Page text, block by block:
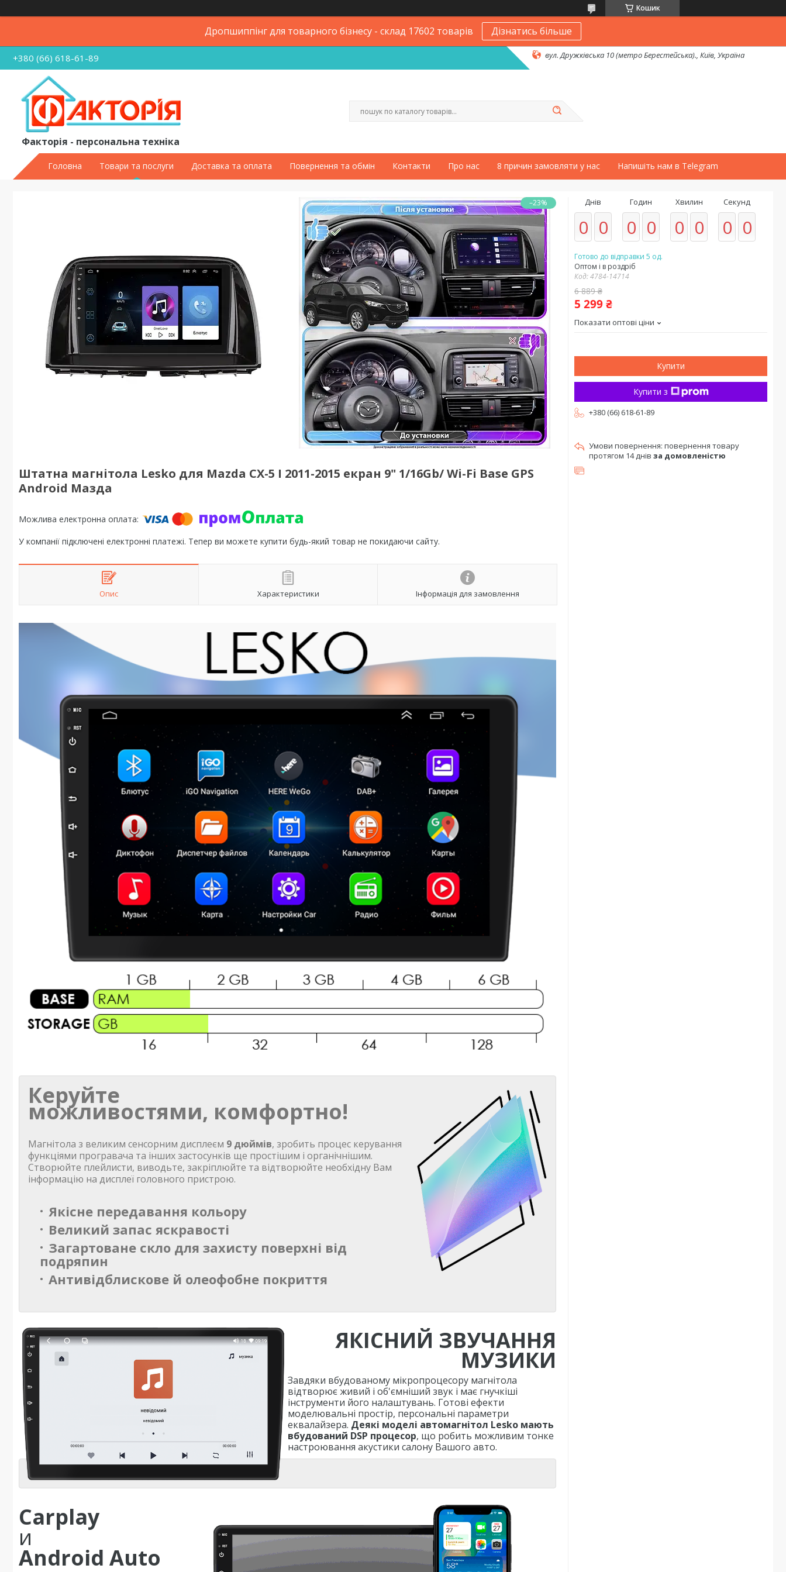
Кошик
Дропшиппінг для товарного бізнесу - склад 17602 товарів Дізнатись більше
+380 (66) 618-61-89 вул. Дружківська 10 (метро Берестейська)., Київ, Україна
Факторія - персональна техніка
Головна Товари та послуги Доставка та оплата Повернення та обмін Контакти Про нас 8 причин замовляти у нас Напишіть нам в Telegram
–23%
Штатна магнітола Lesko для Mazda CX-5 I 2011-2015 екран 9" 1/16Gb/ Wi-Fi Base GPS
Android Мазда
У компанії підключені електронні платежі. Тепер ви можете купити будь-який товар не покидаючи сайту.
Опис Характеристики Інформація для замовлення
Керуйте
можливостями, комфортно!
Магнітола з великим сенсорним дисплеєм 9 дюймів, зробить процес керування
функціями програвача та інших застосунків ще простішим і органічнішим.
Створюйте плейлисти, виводьте, закріплюйте та відтворюйте необхідну Вам
інформацію на дисплеї головного пристрою.
Якісне передавання кольору
Великий запас яскравості
Загартоване скло для захисту поверхні від
подряпин
Антивідблискове й олеофобне покриття
ЯКІСНИЙ ЗВУЧАННЯ
МУЗИКИ
Завдяки вбудованому мікропроцесору магнітола
відтворює живий і об'ємніший звук і має гнучкіші
інструменти його налаштувань. Готові ефекти
моделювальні простір, персональні параметри
еквалайзера. Деякі моделі автомагнітол Lesko мають
вбудований DSP процесор, що робить можливим тонке
настроювання акустики салону Вашого авто.
Carplay
и
Android Auto
Днів
0 0
Годин
0 0
Хвилин
0 0
Секунд
0 0
Готово до відправки 5 од.
Оптом і в роздріб
Код:4784-14714
6 889 ₴
5 299 ₴
Показати оптові ціни
Купити
Купити з
+380 (66) 618-61-89
повернення товару
протягом 14 днів за домовленістю